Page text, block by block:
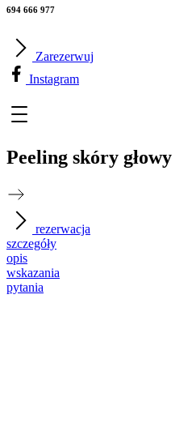
694 666 977
Zarezerwuj
Instagram
Peeling skóry głowy
rezerwacja
szczegóły
opis
wskazania
pytania